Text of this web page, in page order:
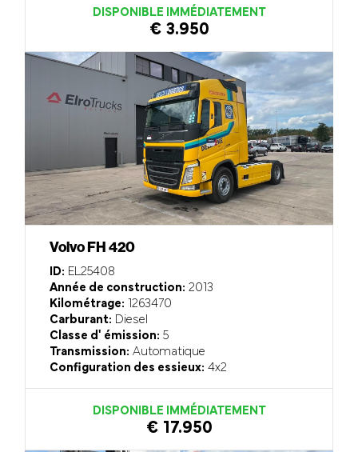
DISPONIBLE IMMÉDIATEMENT
€ 3.950
Volvo FH 420
ID: EL25408
Année de construction: 2013
Kilométrage: 1263470
Carburant: Diesel
Classe d' émission: 5
Transmission: Automatique
Configuration des essieux: 4x2
DISPONIBLE IMMÉDIATEMENT
€ 17.950